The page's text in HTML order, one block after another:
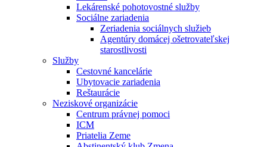
Lekárenské pohotovostné služby
Sociálne zariadenia
Zeriadenia sociálnych služieb
Agentúry domácej ošetrovateľskej
starostlivosti
Služby
Cestovné kancelárie
Ubytovacie zariadenia
Reštaurácie
Neziskové organizácie
Centrum právnej pomoci
ICM
Priatelia Zeme